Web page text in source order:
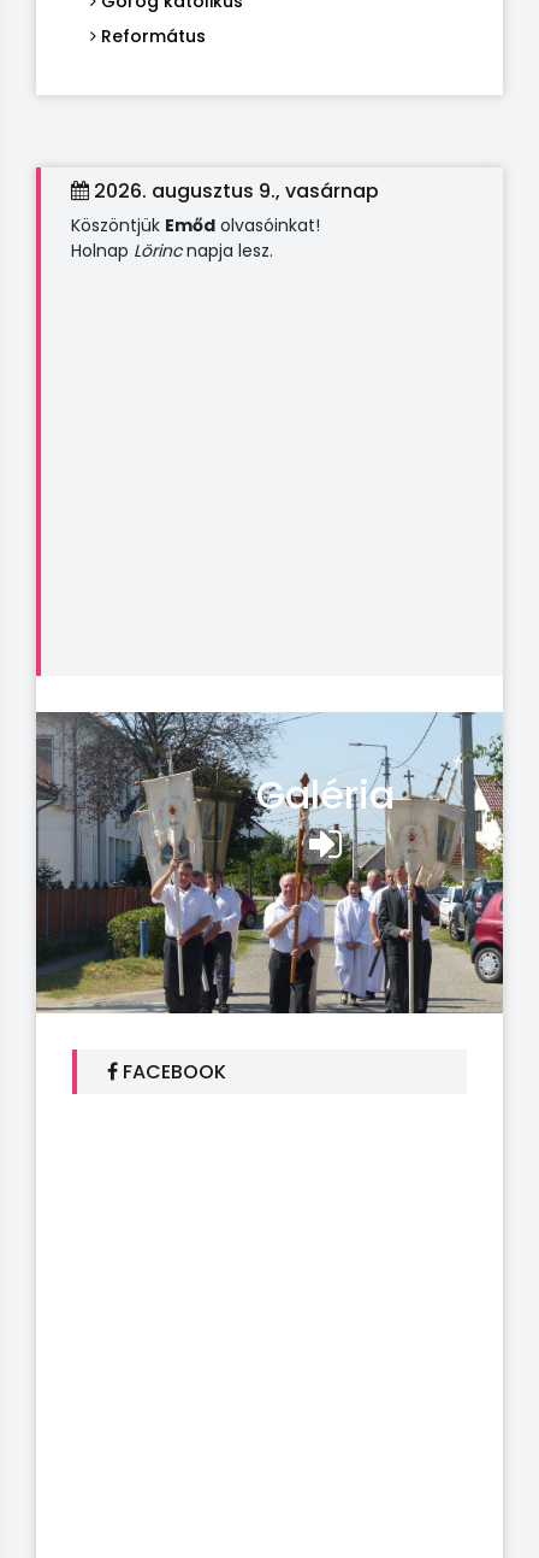
Református
2026. augusztus 9., vasárnap
Köszöntjük Emőd olvasóinkat!
Holnap Lörincnapja lesz.
Galéria
FACEBOOK